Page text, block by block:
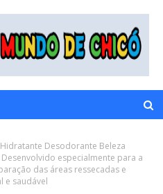
Hidratante Desodorante Beleza
especialmente para a
das áreas ressecadas e
e saudável